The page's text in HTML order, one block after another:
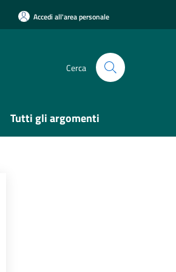
Accedi all'area personale
Cerca
Tutti gli argomenti